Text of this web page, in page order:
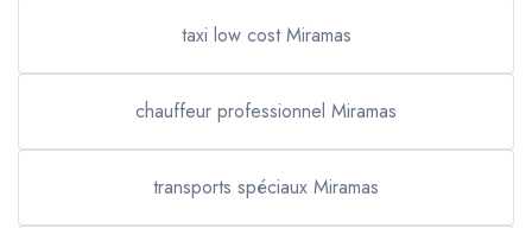
taxi low cost Miramas
chauffeur professionnel Miramas
transports spéciaux Miramas